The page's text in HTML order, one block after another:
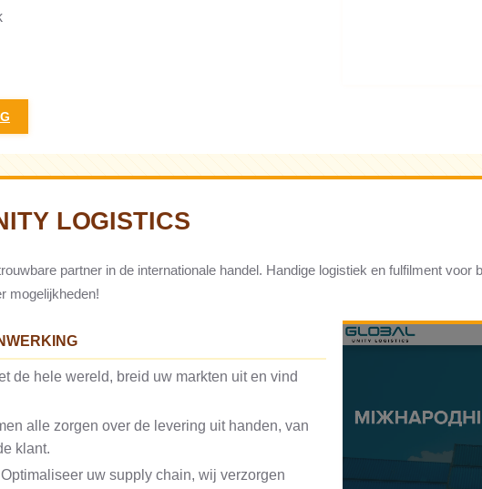
LOGISTICS
partner in de internationale handel. Handige logistiek en fulfilment
mogelijkheden!
de hele wereld, breid uw markten uit en vind
alle zorgen over de levering uit handen, van
klant.
uw supply chain, wij verzorgen